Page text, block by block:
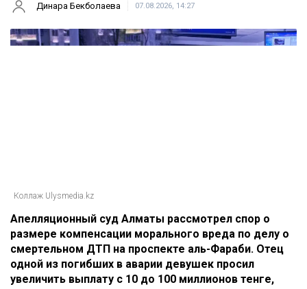
Динара Бекболаева 07.08.2026, 14:27
Коллаж Ulysmedia.kz
Апелляционный суд Алматы рассмотрел спор о
размере компенсации морального вреда по делу о
смертельном ДТП на проспекте аль-Фараби. Отец
одной из погибших в аварии девушек просил
увеличить выплату с 10 до 100 миллионов тенге,